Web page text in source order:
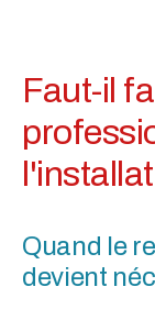
Faut-il
Quand le
devient